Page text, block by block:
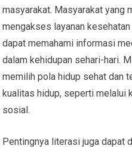
masyarakat. Masyarakat yang
mengakses layanan
dapat memahami informasi
dalam kehidupan sehari-hari.
memilih pola hidup sehat dan
kualitas hidup, seperti melalui
sosial.
Pentingnya literasi juga dapat